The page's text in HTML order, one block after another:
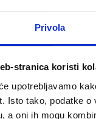
Privola
stranica koristi
upotrebljavamo
Isto tako, podatke
a oni ih mogu
team